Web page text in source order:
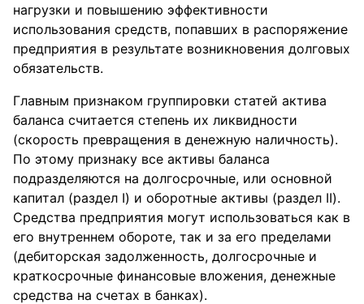
нагрузки и повышению эффективности
использования средств, попавших в распоряжение
предприятия в результате возникновения долговых
обязательств.
Главным признаком группировки статей актива
баланса считается степень их ликвидности
(скорость превращения в денежную наличность).
По этому признаку все активы баланса
подразделяются на долгосрочные, или основной
капитал (раздел I) и оборотные активы (раздел II).
Средства предприятия могут использоваться как в
его внутреннем обороте, так и за его пределами
(дебиторская задолженность, долгосрочные и
краткосрочные финансовые вложения, денежные
средства на счетах в банках).